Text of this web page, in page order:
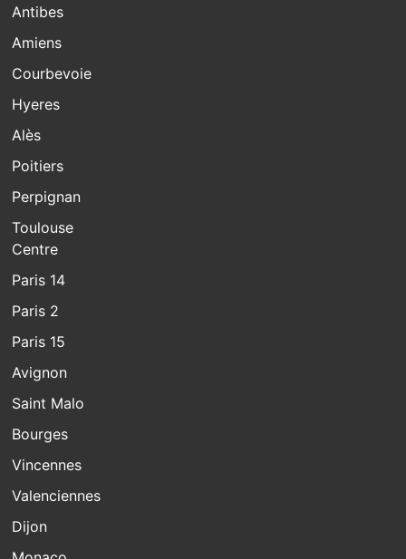
Antibes
Amiens
Courbevoie
Hyeres
Alès
Poitiers
Perpignan
Toulouse
Centre
Paris 14
Paris 2
Paris 15
Avignon
Saint Malo
Bourges
Vincennes
Valenciennes
Dijon